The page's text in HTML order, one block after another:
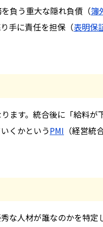
負う重大な隠れ負債（簿
手に責任を担保（表明保
ます。統合後に「給料が
くかというPMI （経営
な人材が誰なのかを特定